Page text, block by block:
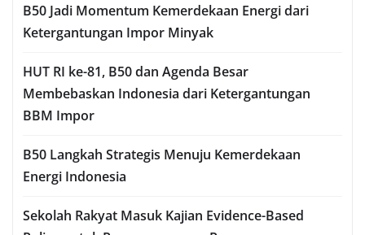
B50 Jadi Momentum Kemerdekaan Energi dari
Ketergantungan Impor Minyak
HUT RI ke-81, B50 dan Agenda Besar
Membebaskan Indonesia dari Ketergantungan
BBM Impor
B50 Langkah Strategis Menuju Kemerdekaan
Energi Indonesia
Sekolah Rakyat Masuk Kajian Evidence-Based